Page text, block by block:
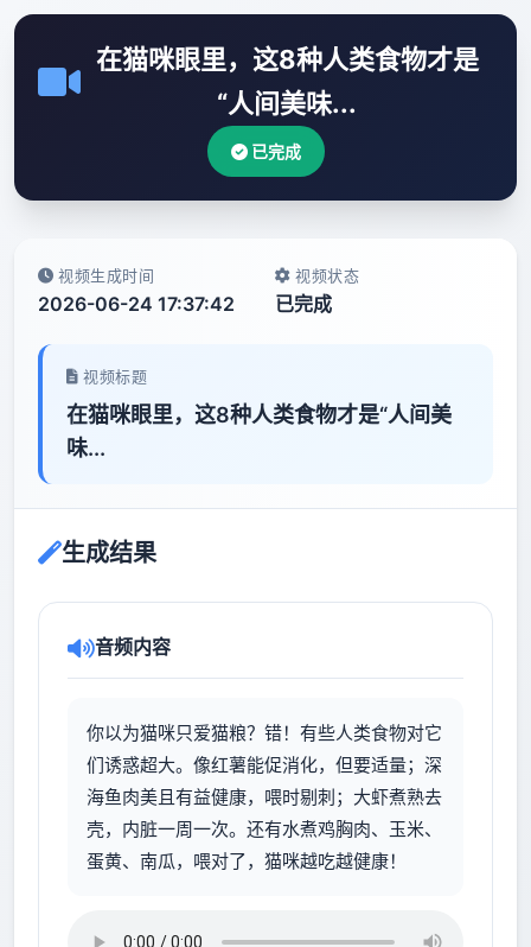
在猫咪眼里，这8种人类食物才是
“人间美味...
已完成
视频生成时间
2026-06-24 17:37:42
视频状态
已完成
视频标题
在猫咪眼里，这8种人类食物才是“人间美
味...
生成结果
音频内容
你以为猫咪只爱猫粮？错！有些人类食物对它
们诱惑超大。像红薯能促消化，但要适量；深
海鱼肉美且有益健康，喂时剔刺；大虾煮熟去
壳，内脏一周一次。还有水煮鸡胸肉、玉米、
蛋黄、南瓜，喂对了，猫咪越吃越健康！